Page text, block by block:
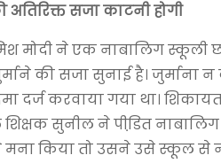
सजा काटनी होगी
मोदी ने एक नाबालिग
की सजा सुनाई है। जुर्माना न
दर्ज करवाया गया था।
सुनील ने पीडि़त
किया तो उसने उसे स्कूल से